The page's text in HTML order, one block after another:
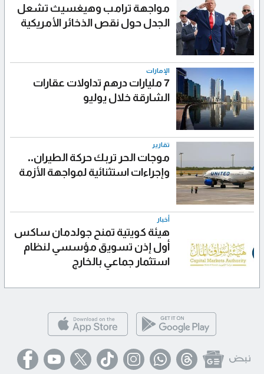
مواجهة ترامب وهيغسيث تشعل
الجدل حول نقص الذخائر الأمريكية
الإمارات
7 مليارات درهم تداولات عقارات
الشارقة خلال يوليو
تقارير
موجات الحر تربك حركة الطيران..
وإجراءات استثنائية لمواجهة الأزمة
أخبار
هيئة كويتية تمنح جولدمان ساكس
أول إذن تسويق مؤسسي لنظام
استثمار جماعي بالخارج